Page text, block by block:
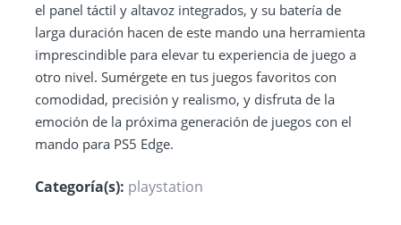
el panel táctil y altavoz integrados, y su batería de
larga duración hacen de este mando una herramienta
imprescindible para elevar tu experiencia de juego a
otro nivel. Sumérgete en tus juegos favoritos con
comodidad, precisión y realismo, y disfruta de la
emoción de la próxima generación de juegos con el
mando para PS5 Edge.
Categoría(s): playstation